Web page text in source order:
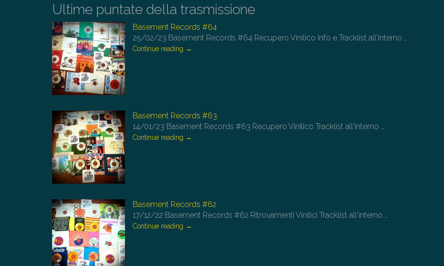
Ultime puntate della trasmissione
Basement Records #64
25/02/23 Basement Records #64 Recupero Vinilico Info e Tracklist all'interno
Continue reading →
Basement Records #63
14/01/23 Basement Records #63 Recupero Vinilico Tracklist all'interno
Continue reading →
Basement Records #62
17/12/22 Basement Records #62 Ritrovamenti Vinilici Tracklist all'interno
Continue reading →